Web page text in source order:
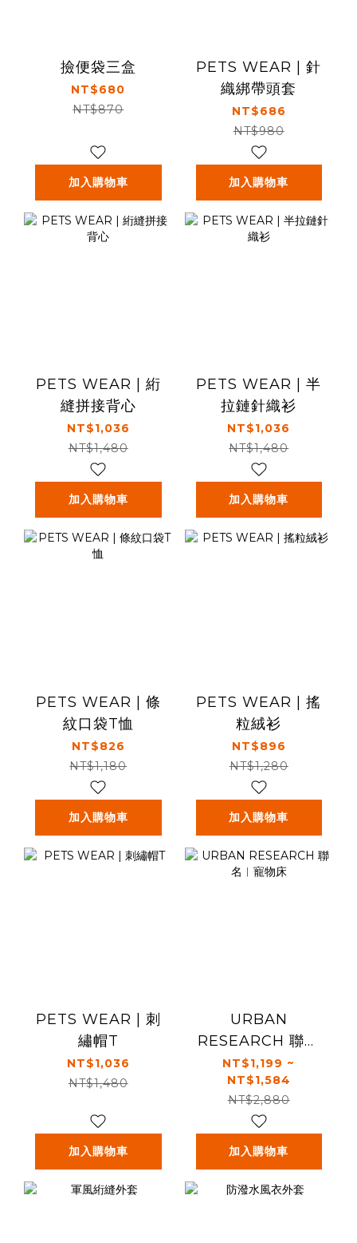
撿便袋三盒
NT$680
NT$870
加入購物車
PETS WEAR | 針
織綁帶頭套
NT$686
NT$980
加入購物車
PETS WEAR | 絎
縫拼接背心
NT$1,036
NT$1,480
加入購物車
PETS WEAR | 半
拉鏈針織衫
NT$1,036
NT$1,480
加入購物車
PETS WEAR | 條
紋口袋T恤
NT$826
NT$1,180
加入購物車
PETS WEAR | 搖
粒絨衫
NT$896
NT$1,280
加入購物車
PETS WEAR | 刺
繡帽T
NT$1,036
NT$1,480
加入購物車
URBAN
RESEARCH 聯名
︱寵物床
NT$1,199 ~
NT$1,584
NT$2,880
加入購物車